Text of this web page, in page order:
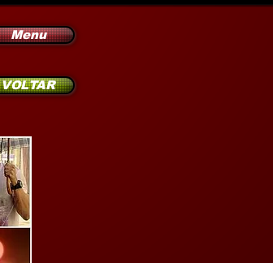
Menu
VOLTAR